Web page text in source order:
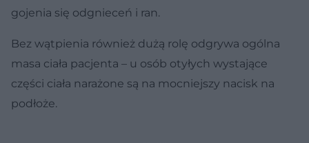
gojenia się odgnieceń i ran.
Bez wątpienia również dużą rolę odgrywa ogólna
masa ciała pacjenta – u osób otyłych wystające
części ciała narażone są na mocniejszy nacisk na
podłoże.